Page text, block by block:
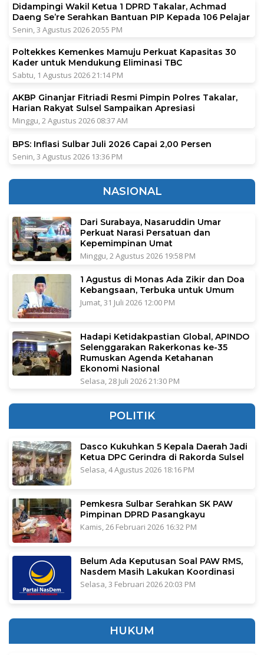
Didampingi Wakil Ketua 1 DPRD Takalar, Achmad
Daeng Se’re Serahkan Bantuan PIP Kepada 106 Pelajar
Senin, 3 Agustus 2026 20:55 PM
Poltekkes Kemenkes Mamuju Perkuat Kapasitas 30
Kader untuk Mendukung Eliminasi TBC
Sabtu, 1 Agustus 2026 21:14 PM
AKBP Ginanjar Fitriadi Resmi Pimpin Polres Takalar,
Harian Rakyat Sulsel Sampaikan Apresiasi
Minggu, 2 Agustus 2026 08:37 AM
BPS: Inflasi Sulbar Juli 2026 Capai 2,00 Persen
Senin, 3 Agustus 2026 13:36 PM
NASIONAL
Dari Surabaya, Nasaruddin Umar
Perkuat Narasi Persatuan dan
Kepemimpinan Umat
Minggu, 2 Agustus 2026 19:58 PM
1 Agustus di Monas Ada Zikir dan Doa
Kebangsaan, Terbuka untuk Umum
Jumat, 31 Juli 2026 12:00 PM
Hadapi Ketidakpastian Global, APINDO
Selenggarakan Rakerkonas ke-35
Rumuskan Agenda Ketahanan
Ekonomi Nasional
Selasa, 28 Juli 2026 21:30 PM
POLITIK
Dasco Kukuhkan 5 Kepala Daerah Jadi
Ketua DPC Gerindra di Rakorda Sulsel
Selasa, 4 Agustus 2026 18:16 PM
Pemkesra Sulbar Serahkan SK PAW
Pimpinan DPRD Pasangkayu
Kamis, 26 Februari 2026 16:32 PM
Belum Ada Keputusan Soal PAW RMS,
Nasdem Masih Lakukan Koordinasi
Selasa, 3 Februari 2026 20:03 PM
HUKUM